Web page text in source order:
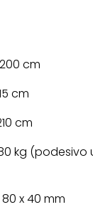
cm
cm
cm
kg (podesivo
80 x 40 mm